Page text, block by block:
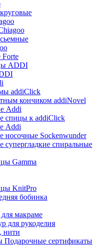
ADDI
addiClick
кончиком addiNovel
Addi
спицы к addiClick
Addi
носочные Sockenwunder
спиральные
Gamma
KnitPro
бобинка
макраме
для рукоделия
нити
Подарочные сертификаты